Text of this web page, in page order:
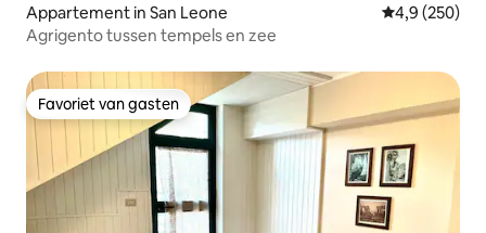
Appartement in San Leone Gemiddelde
4,9 (250)
Agrigento tussen tempels en zee
Favoriet van gasten
Favoriet van gasten